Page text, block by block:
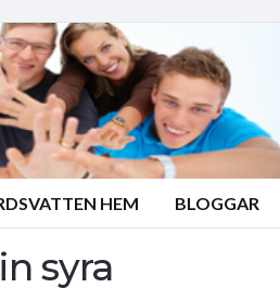
HEM BLOGGAR
syra